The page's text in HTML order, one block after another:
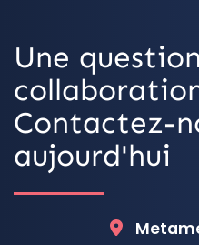
Une
Contactez-
aujourd'hui